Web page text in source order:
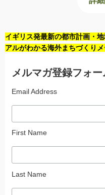
イギリス発最新の都市計画・
アルがわかる海外まちづくりメ
メルマガ登録フォー
Email Address
First Name
Last Name